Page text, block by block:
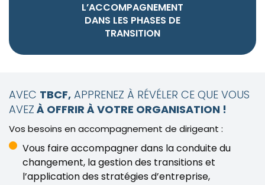
L’ACCOMPAGNEMENT
DANS LES PHASES DE
TRANSITION
AVEC TBCF, APPRENEZ À RÉVÉLER CE QUE VOUS
AVEZ À OFFRIR À VOTRE ORGANISATION !
Vos besoins en accompagnement de dirigeant :
Vous faire accompagner dans la conduite du
changement, la gestion des transitions et
l’application des stratégies d’entreprise,